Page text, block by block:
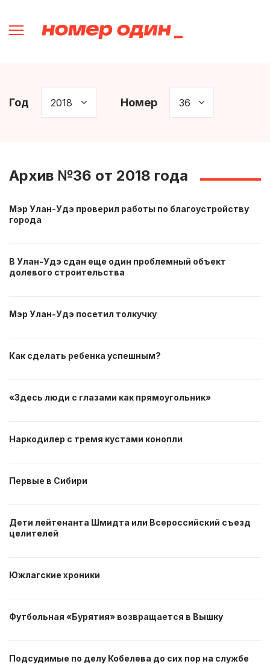
Год Номер
Архив №36 от 2018 года
Мэр Улан-Удэ проверил работы по благоустройству
города
В Улан-Удэ сдан еще один проблемный объект
долевого строительства
Мэр Улан-Удэ посетил толкучку
Как сделать ребенка успешным?
«Здесь люди с глазами как прямоугольник»
Наркодилер с тремя кустами конопли
Первые в Сибири
Дети лейтенанта Шмидта или Всероссийский съезд
целителей
Южлагские хроники
Футбольная «Бурятия» возвращается в Вышку
Подсудимые по делу Кобелева до сих пор на службе